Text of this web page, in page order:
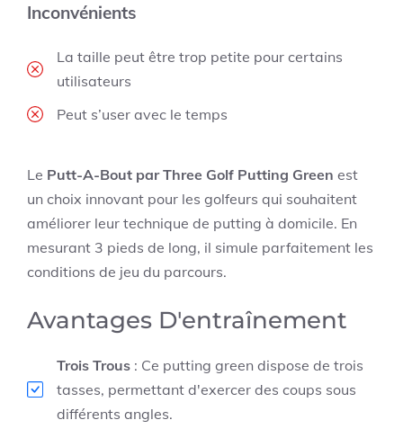
Inconvénients
La taille peut être trop petite pour certains
utilisateurs
Peut s’user avec le temps
Le Putt-A-Bout par Three Golf Putting Green est
un choix innovant pour les golfeurs qui souhaitent
améliorer leur technique de putting à domicile. En
mesurant 3 pieds de long, il simule parfaitement les
conditions de jeu du parcours.
Avantages D'entraînement
Trois Trous : Ce putting green dispose de trois
tasses, permettant d'exercer des coups sous
différents angles.